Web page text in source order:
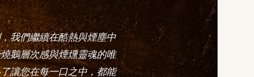
我們繼續在酷熱與煙塵中
鵝層次感與煙燻靈魂的唯
讓您在每一口之中，都能